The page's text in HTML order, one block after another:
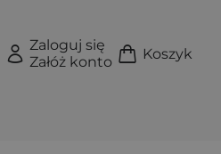
Zaloguj się
Załóż konto
Koszyk